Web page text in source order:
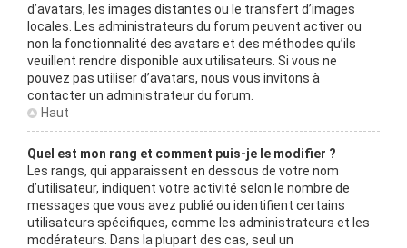
d’avatars, les images distantes ou le transfert d’images
locales. Les administrateurs du forum peuvent activer ou
non la fonctionnalité des avatars et des méthodes qu’ils
veuillent rendre disponible aux utilisateurs. Si vous ne
pouvez pas utiliser d’avatars, nous vous invitons à
contacter un administrateur du forum.
Haut
Quel est mon rang et comment puis-je le modifier ?
Les rangs, qui apparaissent en dessous de votre nom
d’utilisateur, indiquent votre activité selon le nombre de
messages que vous avez publié ou identifient certains
utilisateurs spécifiques, comme les administrateurs et les
modérateurs. Dans la plupart des cas, seul un